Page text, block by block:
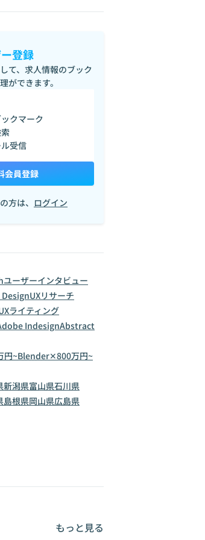
登録
て、求人情報のブック
ができます。
クマーク
受信
会員登録
方は、 ログイン
ユーザーインタビュー
UXリサーチ
ライティング
IndesignAbstract
円~Blender✕800万円~
新潟県富山県石川県
島根県岡山県広島県
もっと見る